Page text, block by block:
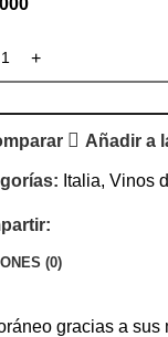
Añadir a
Italia, Vinos
(0)
gracias a